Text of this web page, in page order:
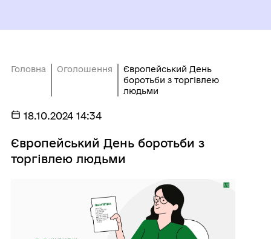
Головна Оголошення
Європейський День
боротьби з торгівлею
людьми
18.10.2024 14:34
Європейський День боротьби з
торгівлею людьми